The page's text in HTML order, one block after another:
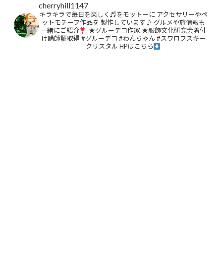
cherryhill1147
キラキラで毎日を楽しく♬をモットーに アクセサリーやペ
ットモチーフ作品を 製作しています♪ グルメや旅情報も
一緒にご紹介
★グルーデコ作家★服飾文化研究会着付
け講師証取得 #グルーデコ #わんちゃん#スワロフスキー
クリスタル HPはこちら